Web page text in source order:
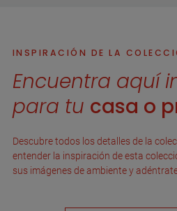
INSPIRACIÓN DE LA
Encuentra aquí
para tu casa o
Descubre todos los detalles de la
entender la inspiración de esta
sus imágenes de ambiente y adéntrate